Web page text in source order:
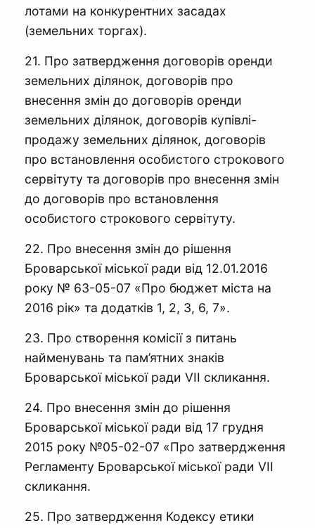
лотами на конкурентних засадах
(земельних торгах).
21. Про затвердження договорів оренди
земельних ділянок, договорів про
внесення змін до договорів оренди
земельних ділянок, договорів купівлі-
продажу земельних ділянок, договорів
про встановлення особистого строкового
сервітуту та договорів про внесення змін
до договорів про встановлення
особистого строкового сервітуту.
22. Про внесення змін до рішення
Броварської міської ради від 12.01.2016
року № 63-05-07 «Про бюджет міста на
2016 рік» та додатків 1, 2, 3, 6, 7».
23. Про створення комісії з питань
найменувань та пам’ятних знаків
Броварської міської ради VII скликання.
24. Про внесення змін до рішення
Броварської міської ради від 17 грудня
2015 року №05-02-07 «Про затвердження
Регламенту Броварської міської ради VІІ
скликання.
25. Про затвердження Кодексу етики